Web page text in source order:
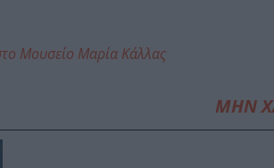
Μουσείο Μαρία Κάλλας
ΜΗΝ